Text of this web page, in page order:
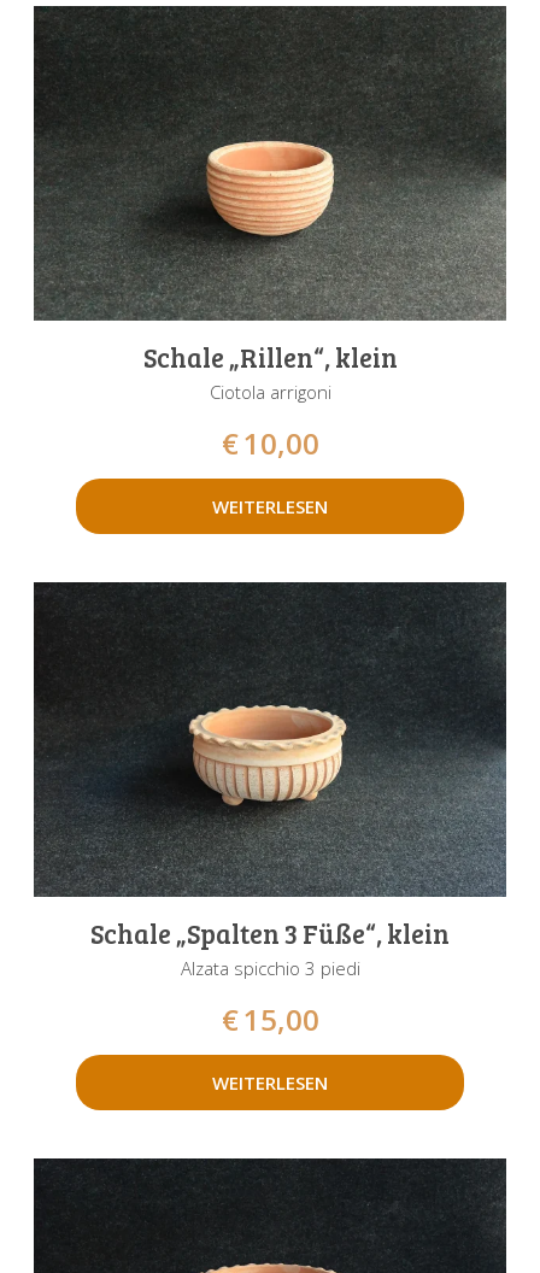
Schale „Rillen“, klein
Ciotola arrigoni
€10,00
WEITERLESEN
Schale „Spalten 3 Füße“, klein
Alzata spicchio 3 piedi
€15,00
WEITERLESEN